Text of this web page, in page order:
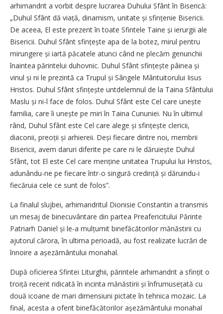
arhimandrit a vorbit despre lucrarea Duhului Sfânt în Biserică:
„Duhul Sfânt dă viață, dinamism, unitate și sfințenie Bisericii.
De aceea, El este prezent în toate Sfintele Taine și ierurgii ale
Bisericii. Duhul Sfânt sfințește apa de la botez, mirul pentru
mirungere și iartă păcatele atunci când ne plecăm genunchii
îna­intea părintelui duhovnic. Duhul Sfânt sfințește pâinea și
vinul și ni le prezintă ca Trupul și Sângele Mântuitorului Iisus
Hristos. Duhul Sfânt sfințește untdelemnul de la Taina Sfântului
Mas­lu și ni-l face de folos. Duhul Sfânt este Cel care unește
familia, care îi unește pe miri în Taina Cununiei. Nu în ultimul
rând, Duhul Sfânt este Cel care alege și sfințește clericii,
diaconii, preoții și arhiereii. Deși fiecare dintre noi, membrii
Bisericii, avem daruri diferite pe care ni le dăruiește Duhul
Sfânt, tot El este Cel care menține unitatea Trupului lui Hristos,
adunându-ne pe fiecare într-o singură credință și dăruindu-i
fiecăruia cele ce sunt de folos”.
La finalul slujbei, arhimandritul Dionisie Constantin a transmis
un mesaj de binecuvântare din partea Preafericitului Părinte
Patriarh Daniel și le-a mulțumit binefăcătorilor mănăstirii cu
ajutorul cărora, în ultima perioadă, au fost realizate lucrări de
înnoire a așezământului monahal.
După oficierea Sfintei Liturghii, părintele arhimandrit a sfințit o
troiță recent ridicată în incinta mănăstirii și înfrumusețată cu
două icoane de mari dimensiuni pictate în tehnica mozaic. La
final, acesta a oferit binefăcătorilor așeză­mântului monahal